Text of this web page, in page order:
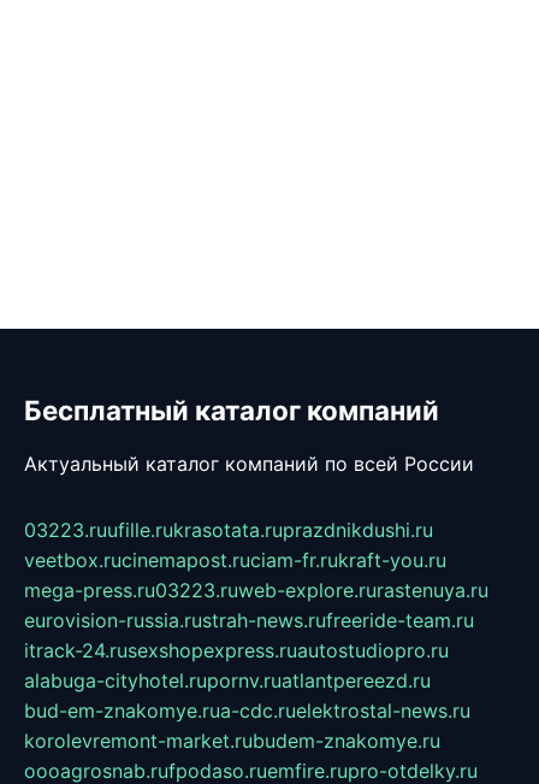
Бесплатный каталог компаний
Актуальный каталог компаний по всей России
03223.ruufille.rukrasotata.ruprazdnikdushi.ru
veetbox.rucinemapost.ruciam-fr.rukraft-you.ru
mega-press.ru03223.ruweb-explore.rurastenuya.ru
eurovision-russia.rustrah-news.rufreeride-team.ru
itrack-24.rusexshopexpress.ruautostudiopro.ru
alabuga-cityhotel.rupornv.ruatlantpereezd.ru
bud-em-znakomye.rua-cdc.ruelektrostal-news.ru
korolevremont-market.rubudem-znakomye.ru
oooagrosnab.rufpodaso.ruemfire.rupro-otdelky.ru